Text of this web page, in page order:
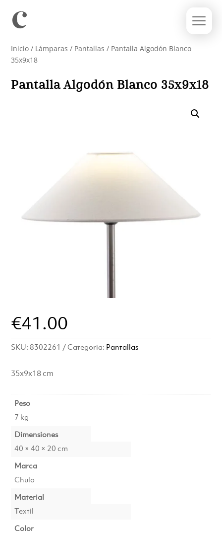
Inicio / Lámparas / Pantallas / Pantalla Algodón Blanco
35x9x18
Pantalla Algodón Blanco 35x9x18
€41.00
SKU: 8302261 Categoría: Pantallas
35x9x18 cm
Peso
7 kg
Dimensiones
40 × 40 × 20 cm
Marca
Chulo
Material
Textil
Color